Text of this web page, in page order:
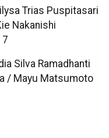
Trias Puspitasari
Nakanishi
Silva Ramadhanti
/ Mayu Matsumoto